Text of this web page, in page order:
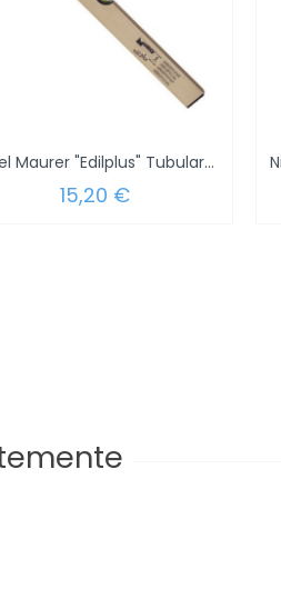
Nivel Maurer "Edilplus" Tubular 50 cm.
15,20 €